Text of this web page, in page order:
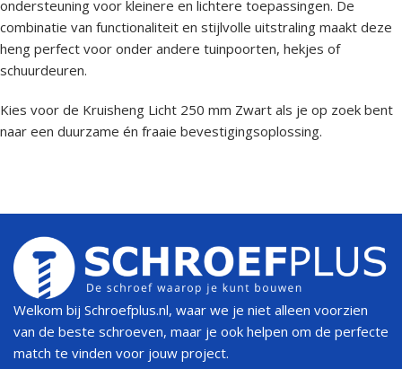
ondersteuning voor kleinere en lichtere toepassingen. De
combinatie van functionaliteit en stijlvolle uitstraling maakt deze
heng perfect voor onder andere tuinpoorten, hekjes of
schuurdeuren.
Kies voor de Kruisheng Licht 250 mm Zwart als je op zoek bent
naar een duurzame én fraaie bevestigingsoplossing.
Welkom bij Schroefplus.nl, waar we je niet alleen voorzien
van de beste schroeven, maar je ook helpen om de perfecte
match te vinden voor jouw project.